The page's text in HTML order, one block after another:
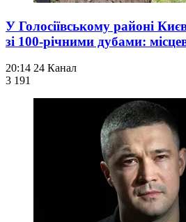
У Голосіївському районі
зі 100-річними дубами:
20:14 24 Канал
3 191